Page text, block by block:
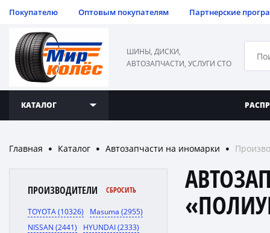
Покупателю Оптовым покупателям Партнерские
ШИНЫ, ДИСКИ,
АВТОЗАПЧАСТИ, УСЛУГИ СТО
КАТАЛОГ
Главная ● Каталог ● Автозапчасти на иномарки ●
ПРОИЗВОДИТЕЛИ СБРОСИТЬ
TOYOTA (10326)
Masuma (2955)
NISSAN (2441)
HYUNDAI (2333)